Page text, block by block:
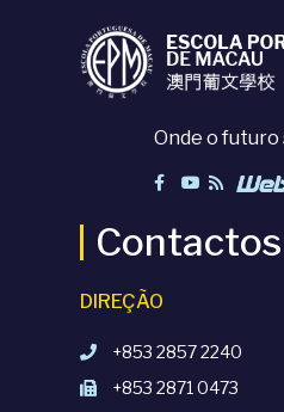
Onde o futuro
Contactos
DIREÇÃO
+853 2857 2240
+853 2871 0473